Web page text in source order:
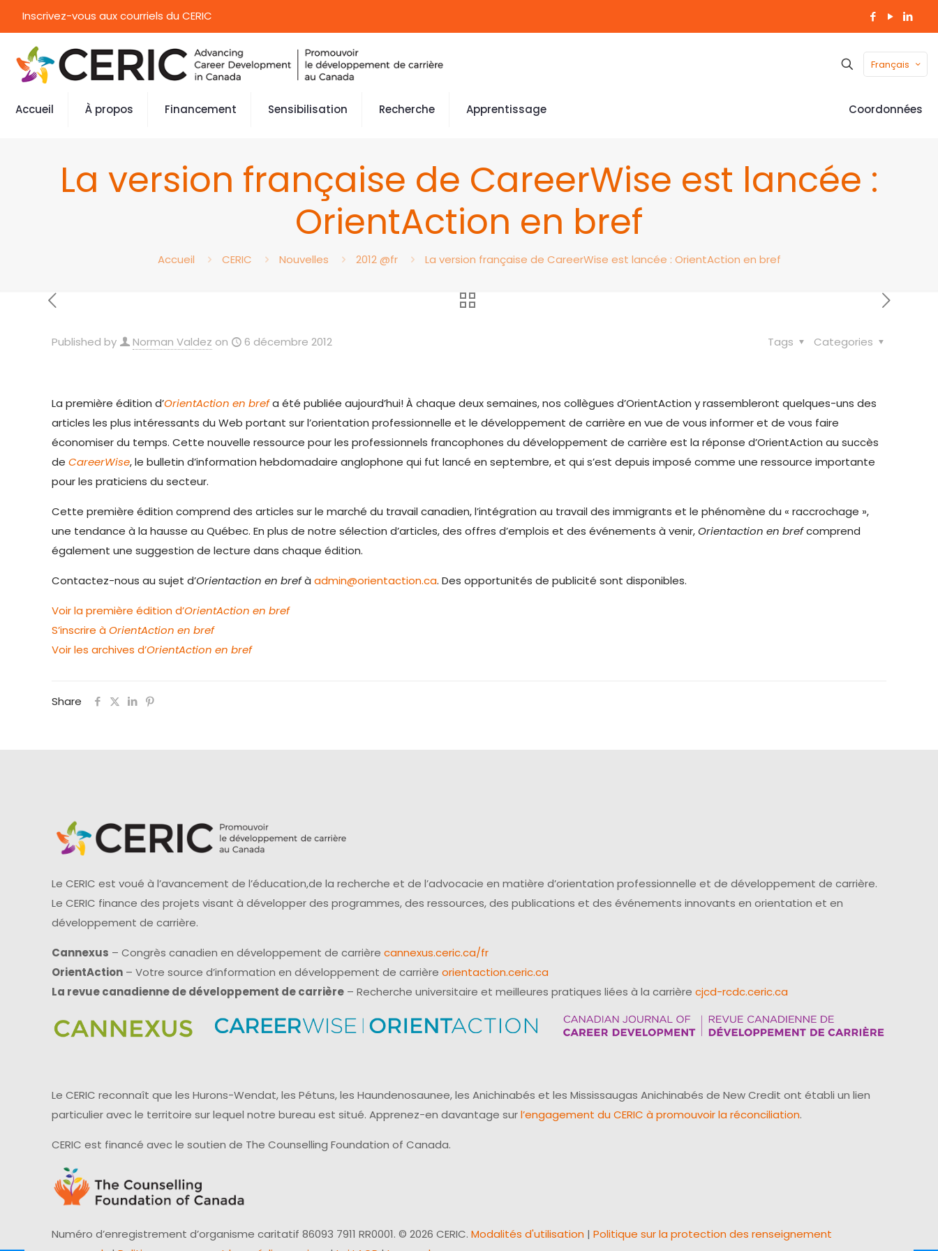
Inscrivez-vous aux courriels du CERIC
Français
Accueil À propos Financement Sensibilisation Recherche Apprentissage Coordonnées
La version française de CareerWise est lancée :
OrientAction en bref
Accueil CERIC Nouvelles 2012 @fr La version française de CareerWise est lancée : OrientAction en bref
Published by Norman Valdez on 6 décembre 2012 Categories
Tags
La première édition d’OrientAction en brefa été publiée aujourd’hui! À chaque deux semaines, nos collègues d’OrientAction y rassembleront quelques-uns des
articles les plusintéressants du Web portant sur l’orientation professionnelle et le développement de carrière en vue de vous informer et de vous faire
économiser du temps. Cette nouvelle ressource pour les professionnels francophones du développement de carrière est la réponse d’OrientAction au succès
deCareerWise, le bulletin d’information hebdomadaire anglophone qui fut lancé en septembre, et qui s’est depuis imposé comme une ressource importante
pour les praticiens du secteur.
Cette première édition comprend des articles sur le marché du travail canadien, l’intégration au travail des immigrants et le phénomène du « raccrochage »,
une tendance à la hausse au Québec. En plus de notre sélection d’articles, des offres d’emplois et des événements à venir,Orientaction en brefcomprend
également une suggestion de lecture dans chaque édition.
Contactez-nous au sujet d’Orientaction en brefàadmin@orientaction.ca. Des opportunités de publicité sont disponibles.
Voir la première édition d’OrientAction en bref
S’inscrire àOrientAction en bref
Voir les archives d’OrientAction en bref
Share
Le CERIC est voué à l’avancement de l’éducation,de la recherche et de l’advocacie en matière d’orientation professionnelle et de développement de carrière.
Le CERIC finance des projets visant à développer des programmes, des ressources, des publications et des événements innovants en orientation et en
développement de carrière.
Cannexus – Congrès canadien en développement de carrière cannexus.ceric.ca/fr
OrientAction – Votre source d’information en développement de carrière orientaction.ceric.ca
La revue canadienne de développement de carrière – Recherche universitaire et meilleures pratiques liées à la carrière cjcd-rcdc.ceric.ca
Le CERIC reconnaît que les Hurons-Wendat, les Pétuns, les Haundenosaunee, les Anichinabés et les Mississaugas Anichinabés de New Credit ont établi un lien
particulier avec le territoire sur lequel notre bureau est situé. Apprenez-en davantage surl’engagement du CERIC à promouvoir la réconciliation.
CERIC est financé avec le soutien de The Counselling Foundation of Canada.
Numéro d’enregistrement d’organisme caritatif 86093 7911 RR0001. © 2026 CERIC. Modalités d'utilisation | Politique sur la protection des renseignement